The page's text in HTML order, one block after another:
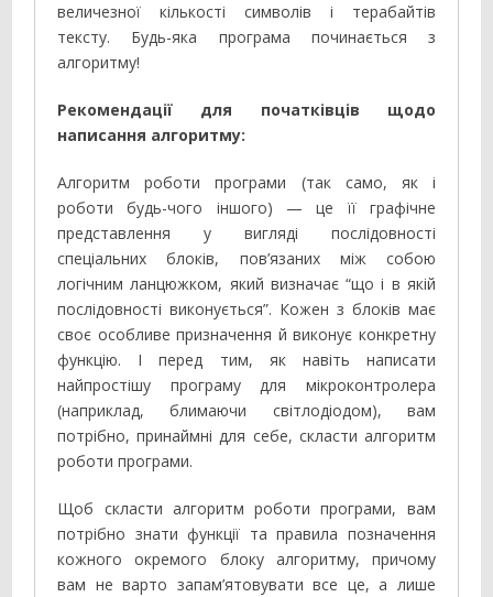
величезної кількості символів і терабайтів
тексту. Будь-яка програма починається з
алгоритму!
Рекомендації для початківців щодо
написання алгоритму:
Алгоритм роботи програми (так само, як і
роботи будь-чого іншого) — це її графічне
представлення у вигляді послідовності
спеціальних блоків, пов’язаних між собою
логічним ланцюжком, який визначає “що і в якій
послідовності виконується”. Кожен з блоків має
своє особливе призначення й виконує конкретну
функцію. І перед тим, як навіть написати
найпростішу програму для мікроконтролера
(наприклад, блимаючи світлодіодом), вам
потрібно, принаймні для себе, скласти алгоритм
роботи програми.
Щоб скласти алгоритм роботи програми, вам
потрібно знати функції та правила позначення
кожного окремого блоку алгоритму, причому
вам не варто запам’ятовувати все це, а лише